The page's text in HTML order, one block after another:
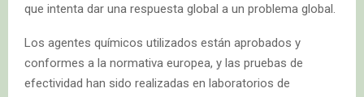
que intenta dar una respuesta global a un problema global.
Los agentes químicos utilizados están aprobados y
conformes a la normativa europea, y las pruebas de
efectividad han sido realizadas en laboratorios de